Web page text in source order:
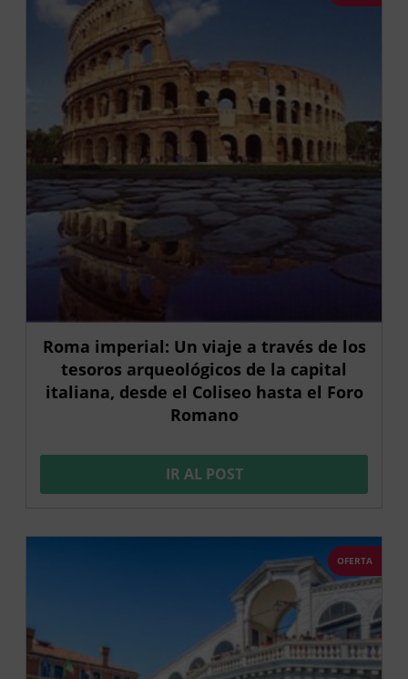
Roma imperial: Un viaje a través de los
tesoros arqueológicos de la capital
italiana, desde el Coliseo hasta el Foro
Romano
IR AL POST
OFERTA